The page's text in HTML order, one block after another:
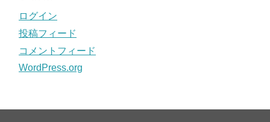
ログイン
投稿フィード
コメントフィード
WordPress.org